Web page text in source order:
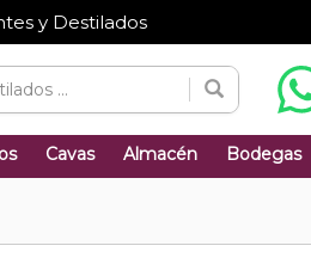
y Destilados
Cavas Almacén Bodegas